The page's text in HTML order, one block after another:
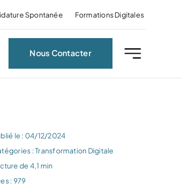
Spontanée Formations Digitales
Nous Contacter
le : 04/12/2024
:Transformation Digitale
de 4,1 min
: 979